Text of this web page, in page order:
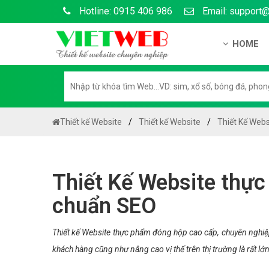
Hotline: 0915 406 986 Email:
HOME
Hướng
Chính
Chính
Thiết kế Website Thiết kế Website Thiết Kế
Thiết Kế Website
chuẩn SEO
Thiết kế Website thực phẩm đóng hộp cao cấp, chuyên
khách hàng cũng như nâng cao vị thế trên thị trường là rất lớn.